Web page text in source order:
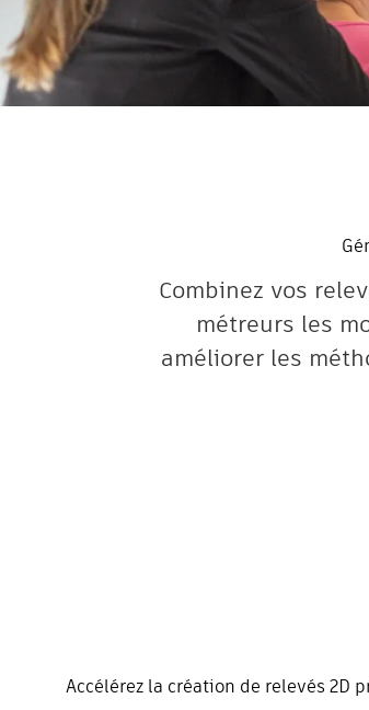
Combinez vos
métreurs les
améliorer les
Accélérez la création de relevés 2D